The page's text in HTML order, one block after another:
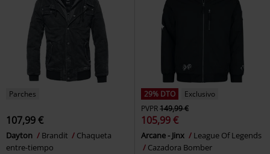
Parches
107,99 €
Dayton Brandit
Chaqueta
entre-tiempo
29% DTO
Exclusivo
PVPR149,99 €
105,99 €
Arcane - Jinx
League Of Legends
Cazadora Bomber